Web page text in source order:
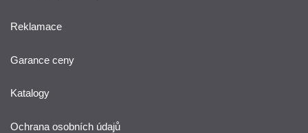
Reklamace
Garance ceny
Katalogy
Ochrana osobních údajů